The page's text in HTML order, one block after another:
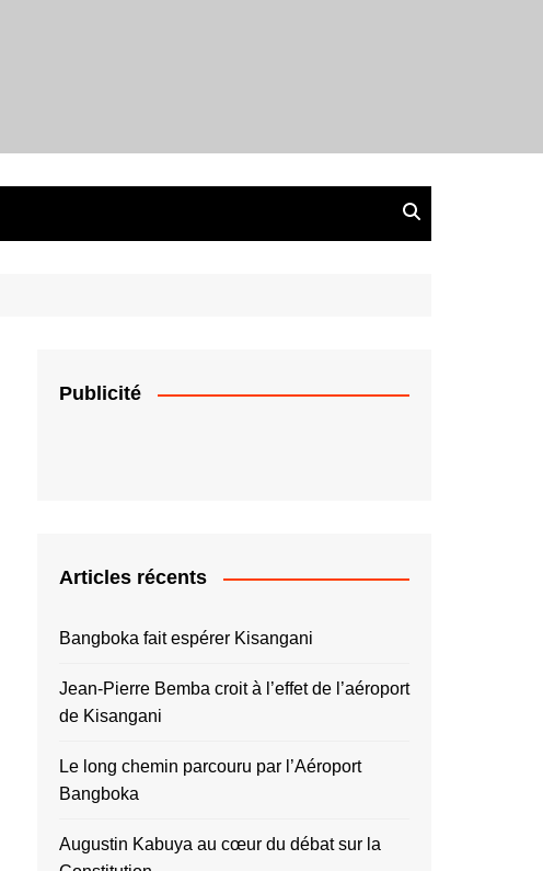
Publicité
Articles récents
Bangboka fait espérer Kisangani
Jean-Pierre Bemba croit à l’effet de l’aéroport
de Kisangani
Le long chemin parcouru par l’Aéroport
Bangboka
Augustin Kabuya au cœur du débat sur la